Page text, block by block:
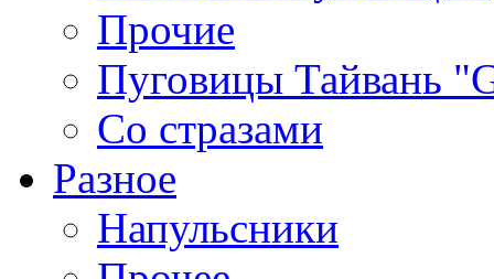
Прочие
Пуговицы Тайвань
Со стразами
Разное
Напульсники